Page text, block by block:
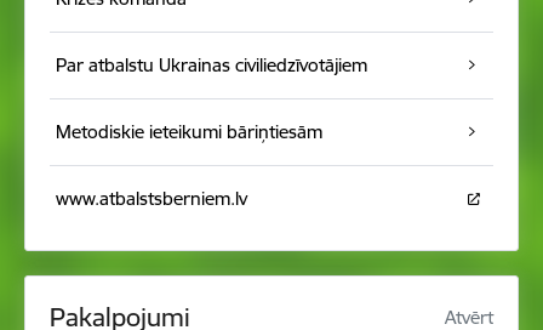
Par atbalstu Ukrainas civiliedzīvotājiem
Metodiskie ieteikumi bāriņtiesām
www.atbalstsberniem.lv
Pakalpojumi Atvērt